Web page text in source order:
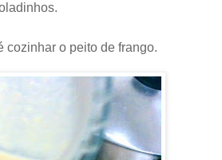
cozinhar o peito de frango.